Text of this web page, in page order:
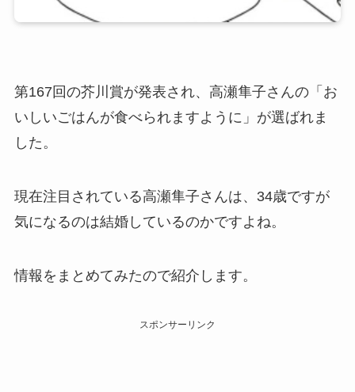
第167回の芥川賞が発表され、高瀬隼子さんの「お
いしいごはんが食べられますように」が選ばれま
した。
現在注目されている高瀬隼子さんは、34歳ですが
気になるのは結婚しているのかですよね。
情報をまとめてみたので紹介します。
スポンサーリンク